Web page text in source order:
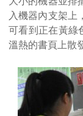
入機器內支架上
可看到正在黃綠
溫熱的書頁上散